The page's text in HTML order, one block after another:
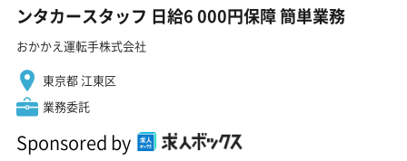
ンタカースタッフ 日給6 000円保障 簡単業務
おかかえ運転手株式会社
東京都 江東区
業務委託
Sponsored by